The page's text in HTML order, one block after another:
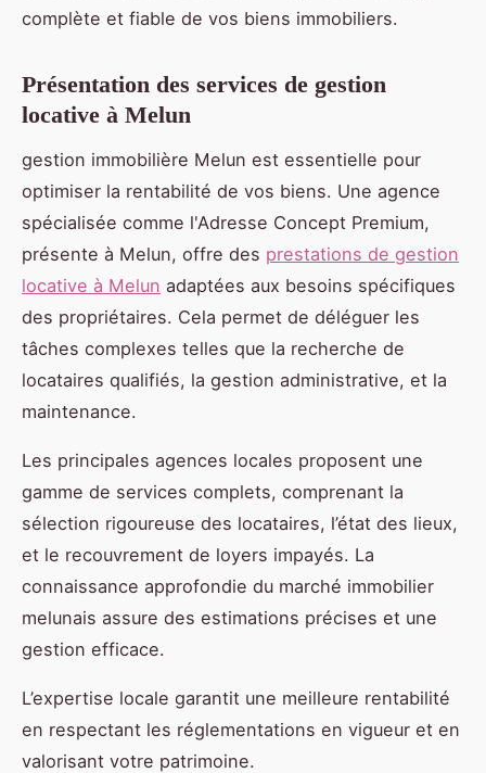
complète et fiable de vos biens immobiliers.
Présentation des services de gestion
locative à Melun
gestion immobilière Melun est essentielle pour
optimiser la rentabilité de vos biens. Une agence
spécialisée comme l'Adresse Concept Premium,
présente à Melun, offre des prestations de gestion
locative à Melun adaptées aux besoins spécifiques
des propriétaires. Cela permet de déléguer les
tâches complexes telles que la recherche de
locataires qualifiés, la gestion administrative, et la
maintenance.
Les principales agences locales proposent une
gamme de services complets, comprenant la
sélection rigoureuse des locataires, l’état des lieux,
et le recouvrement de loyers impayés. La
connaissance approfondie du marché immobilier
melunais assure des estimations précises et une
gestion efficace.
L’expertise locale garantit une meilleure rentabilité
en respectant les réglementations en vigueur et en
valorisant votre patrimoine.